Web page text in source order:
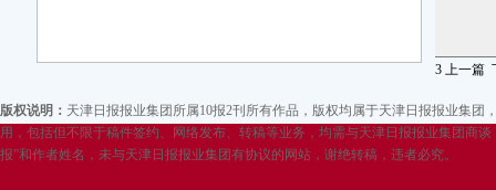
3 上一篇
版权说明： 天津日报报业集团所属10报2刊所有作品，版权均属于天津日报报业集
用，包括但不限于稿件签约、网络发布、转稿等业务，均需与天津日报报业集团商
报”和作者姓名，未与天津日报报业集团有协议的网站，谢绝转稿，违者必究。